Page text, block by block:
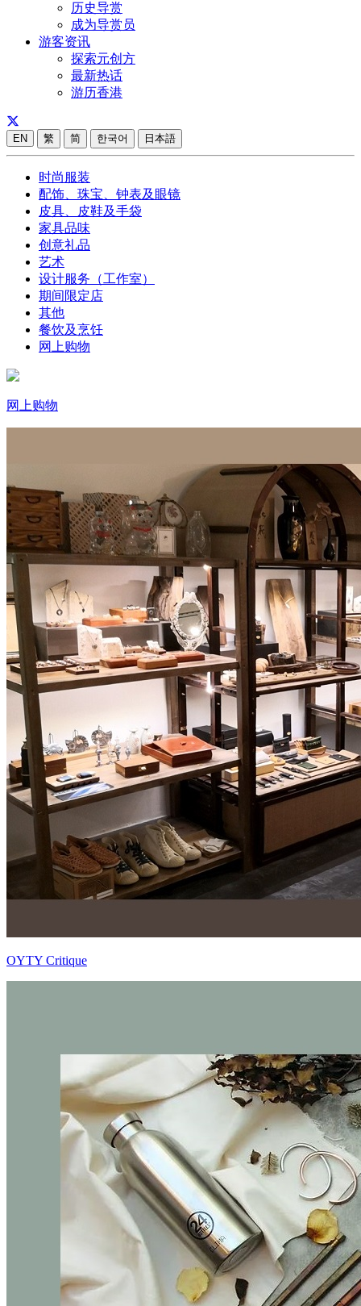
历史导赏
成为导赏员
游客资讯
探索元创方
最新热话
游历香港
EN 繁 简 한국어 日本語
时尚服装
配饰、珠宝、钟表及眼镜
皮具、皮鞋及手袋
家具品味
创意礼品
艺术
设计服务（工作室）
期间限定店
其他
餐饮及烹饪
网上购物
网上购物
OYTY Critique